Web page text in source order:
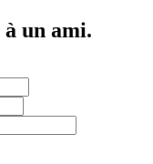
un ami.